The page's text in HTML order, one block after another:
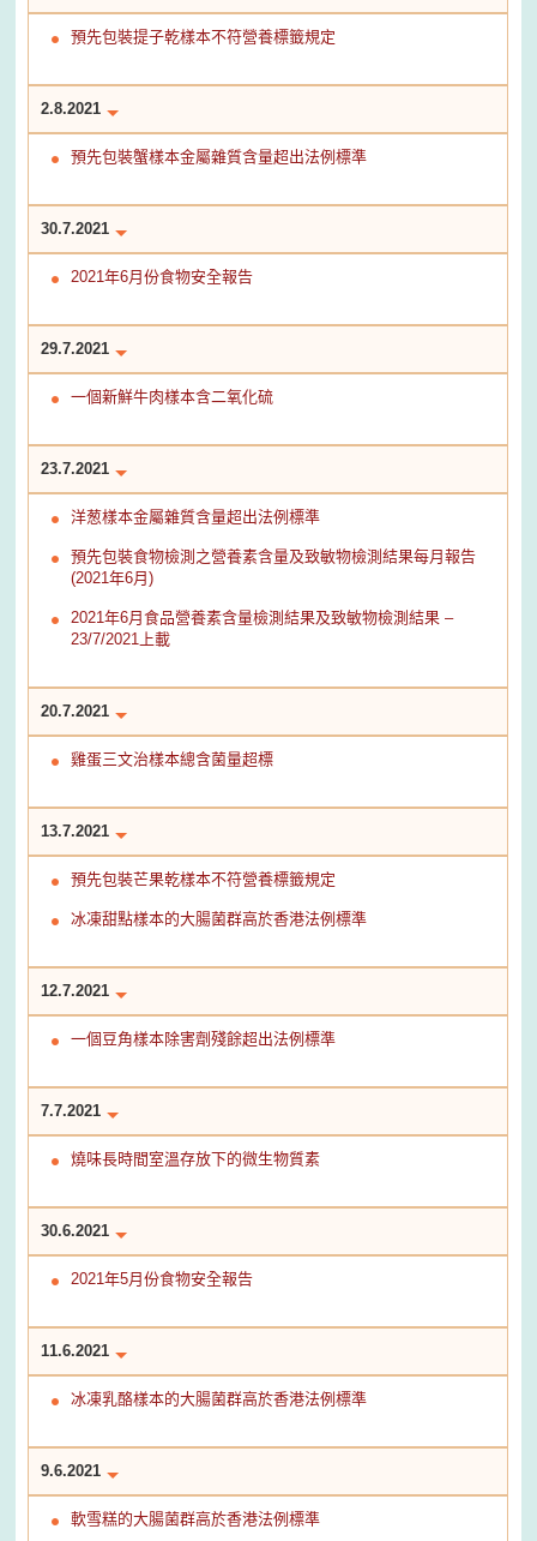
預先包裝提子乾樣本不符營養標籤規定
2.8.2021
預先包裝蟹樣本金屬雜質含量超出法例標準
30.7.2021
2021年6月份食物安全報告
29.7.2021
一個新鮮牛肉樣本含二氧化硫
23.7.2021
洋葱樣本金屬雜質含量超出法例標準
預先包裝食物檢測之營養素含量及致敏物檢測結果每月報告
(2021年6月)
2021年6月食品營養素含量檢測結果及致敏物檢測結果 –
23/7/2021上載
20.7.2021
雞蛋三文治樣本總含菌量超標
13.7.2021
預先包裝芒果乾樣本不符營養標籤規定
冰凍甜點樣本的大腸菌群高於香港法例標準
12.7.2021
一個豆角樣本除害劑殘餘超出法例標準
7.7.2021
燒味長時間室溫存放下的微生物質素
30.6.2021
2021年5月份食物安全報告
11.6.2021
冰凍乳酪樣本的大腸菌群高於香港法例標準
9.6.2021
軟雪糕的大腸菌群高於香港法例標準